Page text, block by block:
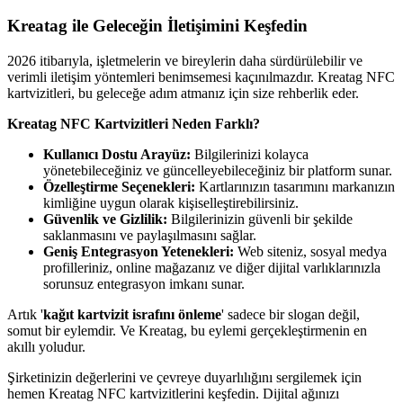
Kreatag ile Geleceğin İletişimini Keşfedin
2026 itibarıyla, işletmelerin ve bireylerin daha sürdürülebilir ve
verimli iletişim yöntemleri benimsemesi kaçınılmazdır. Kreatag NFC
kartvizitleri, bu geleceğe adım atmanız için size rehberlik eder.
Kreatag NFC Kartvizitleri Neden Farklı?
Kullanıcı Dostu Arayüz: Bilgilerinizi kolayca
yönetebileceğiniz ve güncelleyebileceğiniz bir platform sunar.
Özelleştirme Seçenekleri: Kartlarınızın tasarımını markanızın
kimliğine uygun olarak kişiselleştirebilirsiniz.
Güvenlik ve Gizlilik: Bilgilerinizin güvenli bir şekilde
saklanmasını ve paylaşılmasını sağlar.
Geniş Entegrasyon Yetenekleri: Web siteniz, sosyal medya
profilleriniz, online mağazanız ve diğer dijital varlıklarınızla
sorunsuz entegrasyon imkanı sunar.
Artık 'kağıt kartvizit israfını önleme' sadece bir slogan değil,
somut bir eylemdir. Ve Kreatag, bu eylemi gerçekleştirmenin en
akıllı yoludur.
Şirketinizin değerlerini ve çevreye duyarlılığını sergilemek için
hemen Kreatag NFC kartvizitlerini keşfedin. Dijital ağınızı